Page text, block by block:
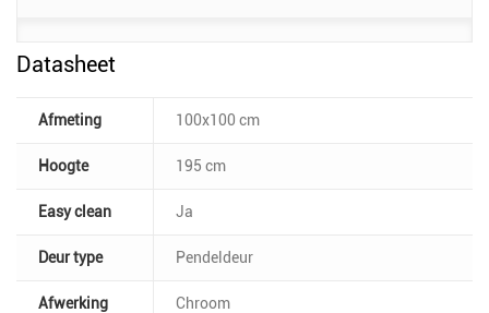
Datasheet
Afmeting 100x100 cm
Hoogte 195 cm
Easy clean Ja
Deur type Pendeldeur
Afwerking Chroom